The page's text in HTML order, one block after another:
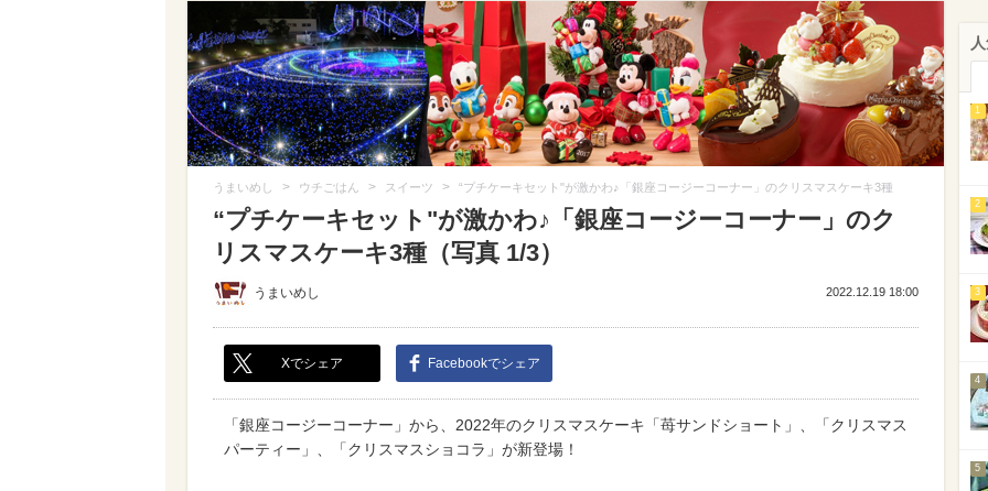
うまいめし > ウチごはん > スイーツ > “プチケーキセット"が激かわ♪「銀座コージーコーナー」のクリスマスケーキ3種
“プチケーキセット"が激かわ♪「銀座コージーコーナー」のク
リスマスケーキ3種（写真 1/3）
うまいめし 2022.12.19 18:00
Xでシェア Facebookでシェア
「銀座コージーコーナー」から、2022年のクリスマスケーキ「苺サンドショート」、「クリスマス
パーティー」、「クリスマスショコラ」が新登場！
1
2
3
4
5